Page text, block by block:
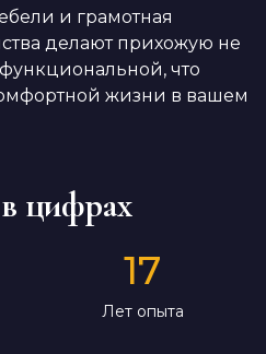
и грамотная
делают прихожую не
что
жизни в вашем
цифрах
17
Лет опыта